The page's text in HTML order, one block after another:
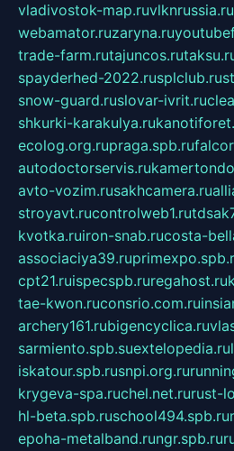
vladivostok-map.ruvlknrussia.ru
webamator.ruzaryna.ru
trade-farm.rutajuncos.ru
spayderhed-2022.rusplclub.ru
snow-guard.ruslovar-ivrit.ru
shkurki-karakulya.ru
ecolog.org.rupraga.spb.ru
autodoctorservis.ru
avto-vozim.rusakhcamera.ru
stroyavt.rucontrolweb1.ru
kvotka.ruiron-snab.rucosta-
associaciya39.ru
cpt21.ruispecspb.ruregahost.ru
tae-kwon.ruconsrio.com.ru
archery161.rubigencyclica.ru
sarmiento.spb.suextelopedia.ru
iskatour.spb.rusnpi.org.ru
krygeva-spa.ruchel.net.rurust-
hl-beta.spb.ruschool494.spb.ru
epoha-metalband.rungr.spb.ru